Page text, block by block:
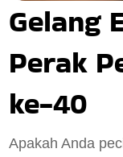
Gelang
Perak
ke-40
Apakah Anda